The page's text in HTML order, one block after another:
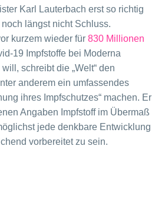
Karl Lauterbach erst so richtig
längst nicht Schluss.
kurzem wieder für 830 Millionen
19 Impfstoffe bei Moderna
schreibt die „Welt“ den
anderem ein umfassendes
ihres Impfschutzes“ machen. Er
Angaben Impfstoff im Übermaß
jede denkbare Entwicklung
vorbereitet zu sein.